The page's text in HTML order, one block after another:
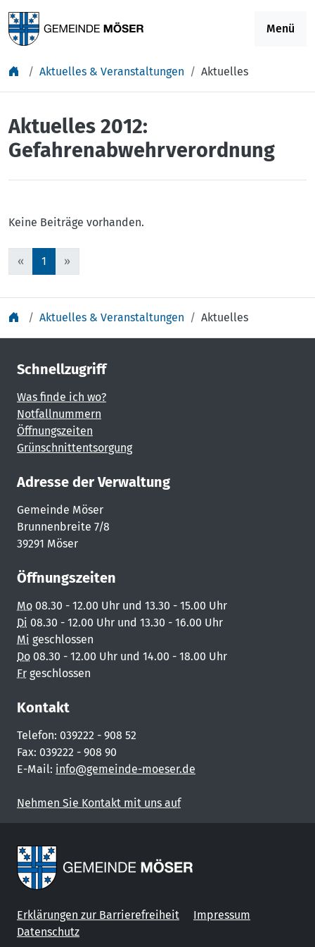
Menü
Aktuelles & Veranstaltungen Aktuelles
Aktuelles 2012:
Gefahrenabwehrverordnung
Keine Beiträge vorhanden.
« 1 »
Aktuelles & Veranstaltungen Aktuelles
Schnellzugriff
Was finde ich wo?
Notfallnummern
Öffnungszeiten
Grünschnittentsorgung
Adresse der Verwaltung
Gemeinde Möser
Brunnenbreite 7/8
39291 Möser
Öffnungszeiten
Mo 08.30 - 12.00 Uhr und 13.30 - 15.00 Uhr
Di 08.30 - 12.00 Uhr und 13.30 - 16.00 Uhr
Mi geschlossen
Do 08.30 - 12.00 Uhr und 14.00 - 18.00 Uhr
Fr geschlossen
Kontakt
Telefon: 039222 - 908 52
Fax: 039222 - 908 90
E-Mail: info@gemeinde-moeser.de
Nehmen Sie Kontakt mit uns auf
Erklärungen zur Barrierefreiheit
Impressum
Datenschutz